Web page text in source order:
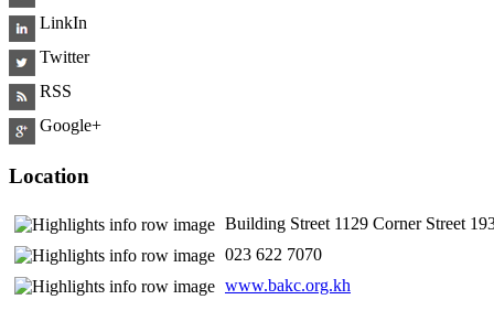
LinkIn
Twitter
RSS
Google+
Location
Building Street 1129 Corner Street
​ 023 622 7070
www.bakc.org.kh